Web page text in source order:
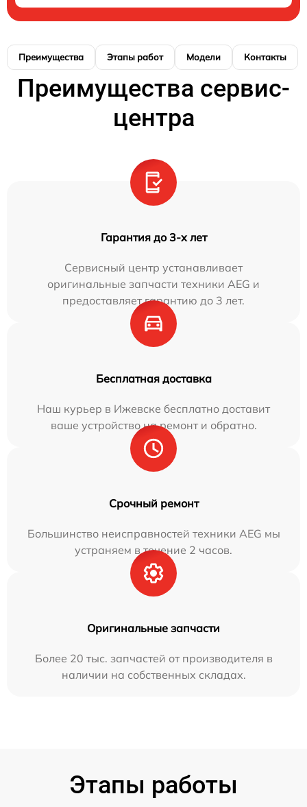
Преимущества Этапы работ Модели Контакты
Преимущества сервис-
центра
Гарантия до 3-х лет
Сервисный центр устанавливает
оригинальные запчасти техники AEG и
предоставляет гарантию до 3 лет.
Бесплатная доставка
Наш курьер в Ижевске бесплатно доставит
ваше устройство на ремонт и обратно.
Срочный ремонт
Большинство неисправностей техники AEG мы
устраняем в течение 2 часов.
Оригинальные запчасти
Более 20 тыс. запчастей от производителя в
наличии на собственных складах.
Этапы работы